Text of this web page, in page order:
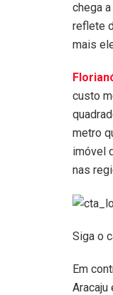
chega
reflete
mais
custo
metro
imóvel
nas
Siga o
Em
Aracaju